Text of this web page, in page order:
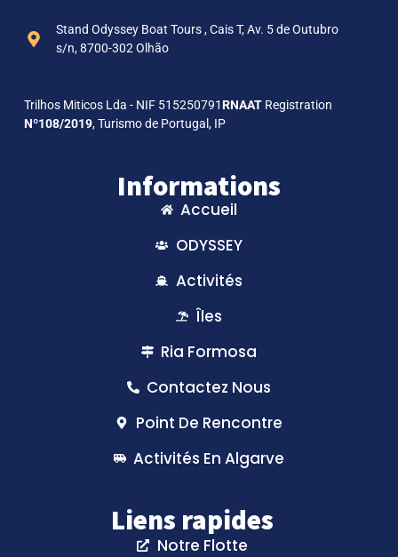
Stand Odyssey Boat Tours , Cais T, Av. 5 de Outubro
s/n, 8700-302 Olhão
Trilhos Miticos Lda - NIF 515250791RNAAT Registration
Nº108/2019, Turismo de Portugal, IP
Informations
Accueil
ODYSSEY
Activités
Îles
Ria Formosa
Contactez Nous
Point De Rencontre
Activités En Algarve
Liens rapides
Notre Flotte